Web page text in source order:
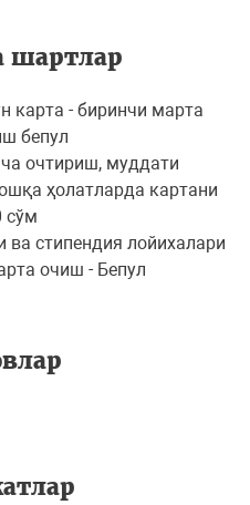
карта - биринчи марта
бепул
очтириш, муддати
ҳолатларда картани
сўм
стипендия лойихалари
очиш - Бепул